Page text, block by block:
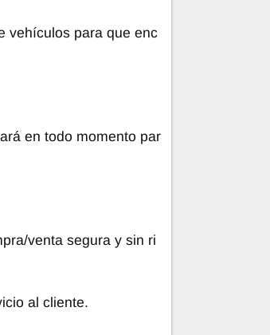
vehículos para que enc
en todo momento par
venta segura y sin ri
al cliente.